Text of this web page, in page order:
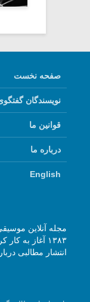
صفحه نخست
نویسندگان
قوانین ما
درباره ما
English
۱۳۸۳ آغاز به
انتشار مطالبی